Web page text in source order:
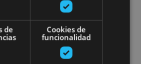
DE VERANO:
afortunadas a las que todavía
de vacaciones a finales de
de
Cookies de
funcionalidad